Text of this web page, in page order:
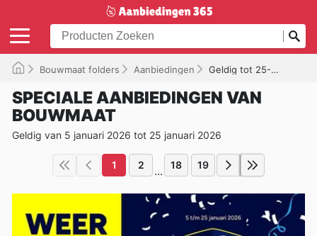
Bouwmaat folders Aanbiedingen Geldig tot 25-01-2026
SPECIALE AANBIEDINGEN VAN
BOUWMAAT
Geldig van 5 januari 2026 tot 25 januari 2026
1 2 ... 18 19